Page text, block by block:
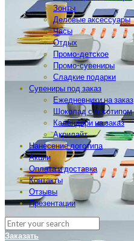
Зонты
Деловые аксессуары
Часы
Отдых
Промо-детское
Промо-сувениры
Сладкие подарки
Сувениры под заказ
Ежедневники на заказ
Шоколад с логотипом
Календари на заказ
Акрилайт
Нанесение логотипа
Акции
Оплата и доставка
Контакты
Отзывы
Презентации
Заказать